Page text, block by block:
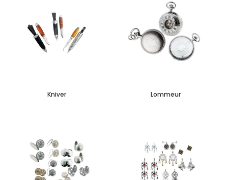
Kniver Lommeur